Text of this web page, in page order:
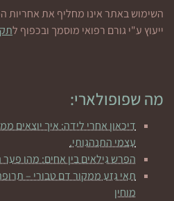
השימוש באתר אינו מחליף את אחריות
ייעוץ ע"י גורם רפואי מוסמך ובכפוף ל
מה שפופולארי:
דיכאון אחרי לידה: איך יוצאים
עצמי התנהגותי.
הפרש גילאים בין אחים: מהו פער
תאי גזע ממקור דם טבורי –
מוחין